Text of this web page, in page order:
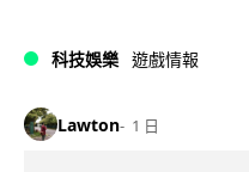
科技娛樂 遊戲情報
Lawton 1 日